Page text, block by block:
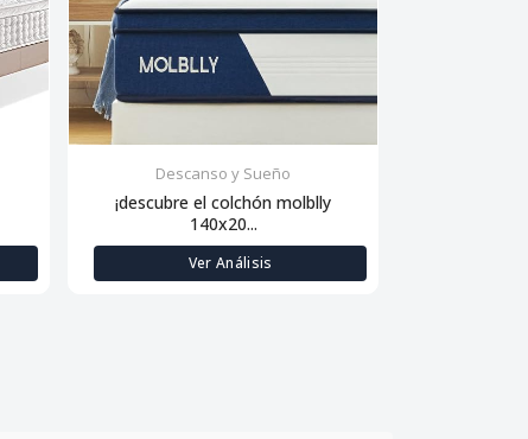
Descanso y Sueño
¡descubre el colchón molblly
140x20...
Ver Análisis